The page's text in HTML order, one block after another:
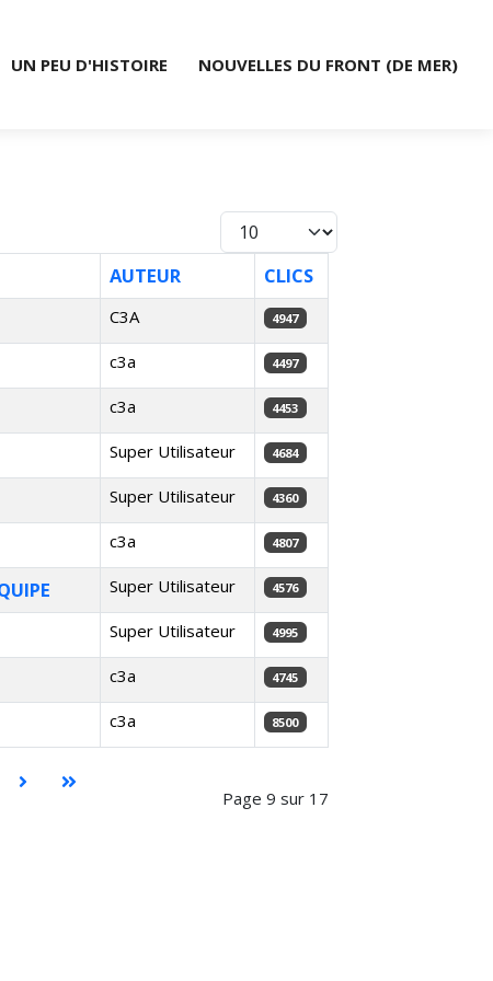
UN PEU D'HISTOIRE NOUVELLES DU FRONT (DE MER)
Afficher #
AUTEUR
CLICS
C3A 4947
c3a 4497
c3a 4453
Super Utilisateur 4684
Super Utilisateur 4360
c3a 4807
Super Utilisateur 4576
Super Utilisateur 4995
c3a 4745
c3a 8500
Page 9 sur 17